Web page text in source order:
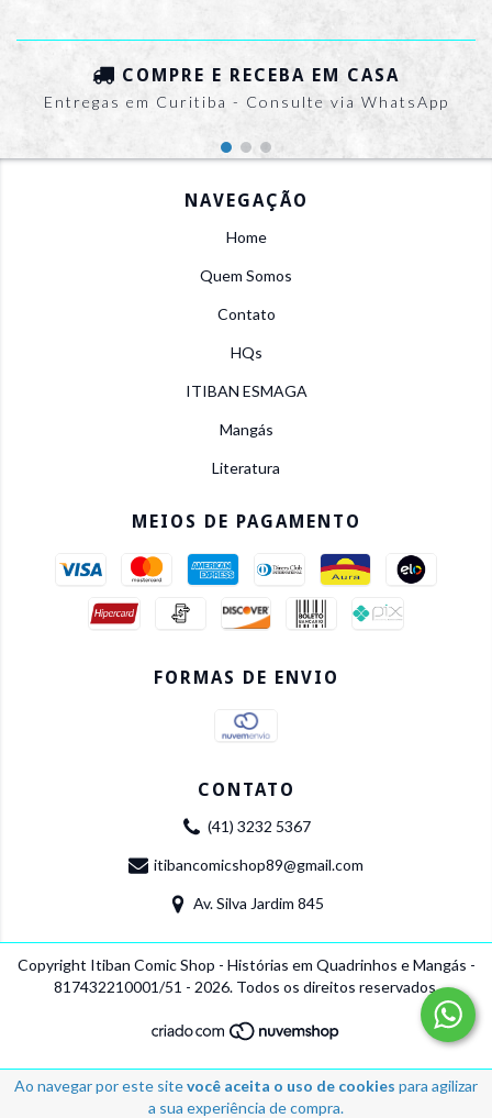
Ao navegar por este sitevocê aceita o uso de cookies para agilizar
a sua experiência de compra.
COMPRE E RECEBA EM CASA
Entregas em Curitiba - Consulte via WhatsApp
NAVEGAÇÃO
Home
Quem Somos
Contato
HQs
ITIBAN ESMAGA
Mangás
Literatura
MEIOS DE PAGAMENTO
FORMAS DE ENVIO
CONTATO
(41) 3232 5367
itibancomicshop89@gmail.com
Av. Silva Jardim 845
Copyright Itiban Comic Shop - Histórias em Quadrinhos e Mangás -
817432210001/51 - 2026. Todos os direitos reservados.